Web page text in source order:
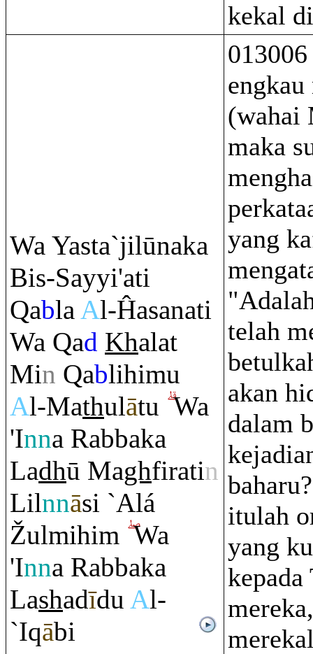
kekal
Wa Yasta`jilūnaka
Bis-Sayyi'ati
QablaAl-Ĥasanati
Wa Qad Khalat
Min Qablihimu
Al-Mathulātu Wa
'Inna Rabbaka
Ladhū Maghfiratin
Lilnnāsi `Alá
Žulmihim Wa
'Inna Rabbaka
Lashadīdu Al-
`Iqābi
engkau
(wahai
maka
yang
telah
akan
dalam
itulah
yang
kepada